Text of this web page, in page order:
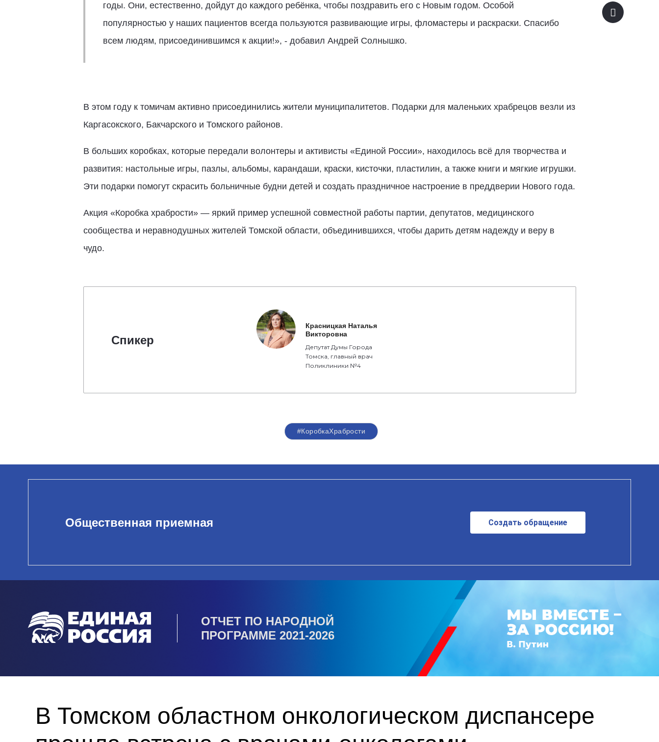
годы. Они, естественно, дойдут до каждого ребёнка, чтобы поздравить его с Новым годом. Особой
популярностью у наших пациентов всегда пользуются развивающие игры, фломастеры и раскраски. Спасибо
всем людям, присоединившимся к акции!», - добавил Андрей Солнышко.
В этом году к томичам активно присоединились жители муниципалитетов. Подарки для маленьких храбрецов везли из
Каргасокского, Бакчарского и Томского районов.
В больших коробках, которые передали волонтеры и активисты «Единой России», находилось всё для творчества и
развития: настольные игры, пазлы, альбомы, карандаши, краски, кисточки, пластилин, а также книги и мягкие игрушки.
Эти подарки помогут скрасить больничные будни детей и создать праздничное настроение в преддверии Нового года.
Акция «Коробка храбрости» — яркий пример успешной совместной работы партии, депутатов, медицинского
сообщества и неравнодушных жителей Томской области, объединившихся, чтобы дарить детям надежду и веру в
чудо.
Спикер
Красницкая Наталья
Викторовна
Депутат Думы Города
Томска, главный врач
Поликлиники №4
#КоробкаХрабрости
Общественная приемная Создать обращение
ОТЧЕТ ПО НАРОДНОЙ
ПРОГРАММЕ 2021-2026
В Томском областном онкологическом диспансере